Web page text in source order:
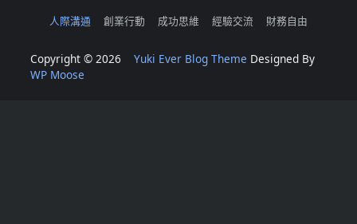
人際溝通 創業行動 成功思維 經驗交流 財務自由
Copyright © 2026 Yuki Ever Blog Theme Designed By
WP Moose